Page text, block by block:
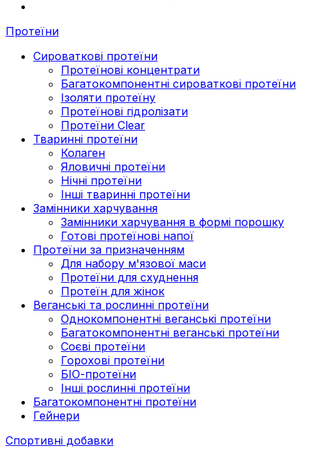
Протеїни
Сироваткові протеїни
Протеїнові концентрати
Багатокомпонентні сироваткові протеїни
Ізоляти протеїну
Протеїнові гідролізати
Протеїни Clear
Тваринні протеїни
Колаген
Яловичні протеїни
Нічні протеїни
Інші тваринні протеїни
Замінники харчування
Замінники харчування в формі порошку
Готові протеїнові напої
Протеїни за призначенням
Для набору м'язової маси
Протеїни для схуднення
Протеїн для жінок
Веганські та рослинні протеїни
Однокомпонентні веганські протеїни
Багатокомпонентні веганські протеїни
Cоєві протеїни
Горохові протеїни
БІО-протеїни
Інші рослинні протеїни
Багатокомпонентні протеїни
Гейнери
Спортивні добавки